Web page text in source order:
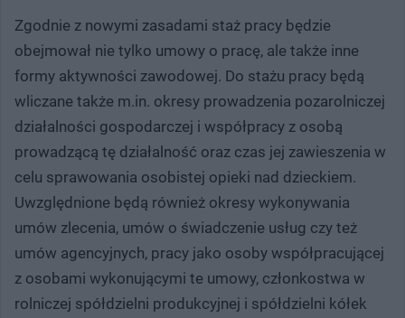
Zgodnie z nowymi zasadami staż pracy będzie
obejmował nie tylko umowy o pracę, ale także inne
formy aktywności zawodowej. Do stażu pracy będą
wliczane także m.in. okresy prowadzenia pozarolniczej
działalności gospodarczej i współpracy z osobą
prowadzącą tę działalność oraz czas jej zawieszenia w
celu sprawowania osobistej opieki nad dzieckiem.
Uwzględnione będą również okresy wykonywania
umów zlecenia, umów o świadczenie usług czy też
umów agencyjnych, pracy jako osoby współpracującej
z osobami wykonującymi te umowy, członkostwa w
rolniczej spółdzielni produkcyjnej i spółdzielni kółek